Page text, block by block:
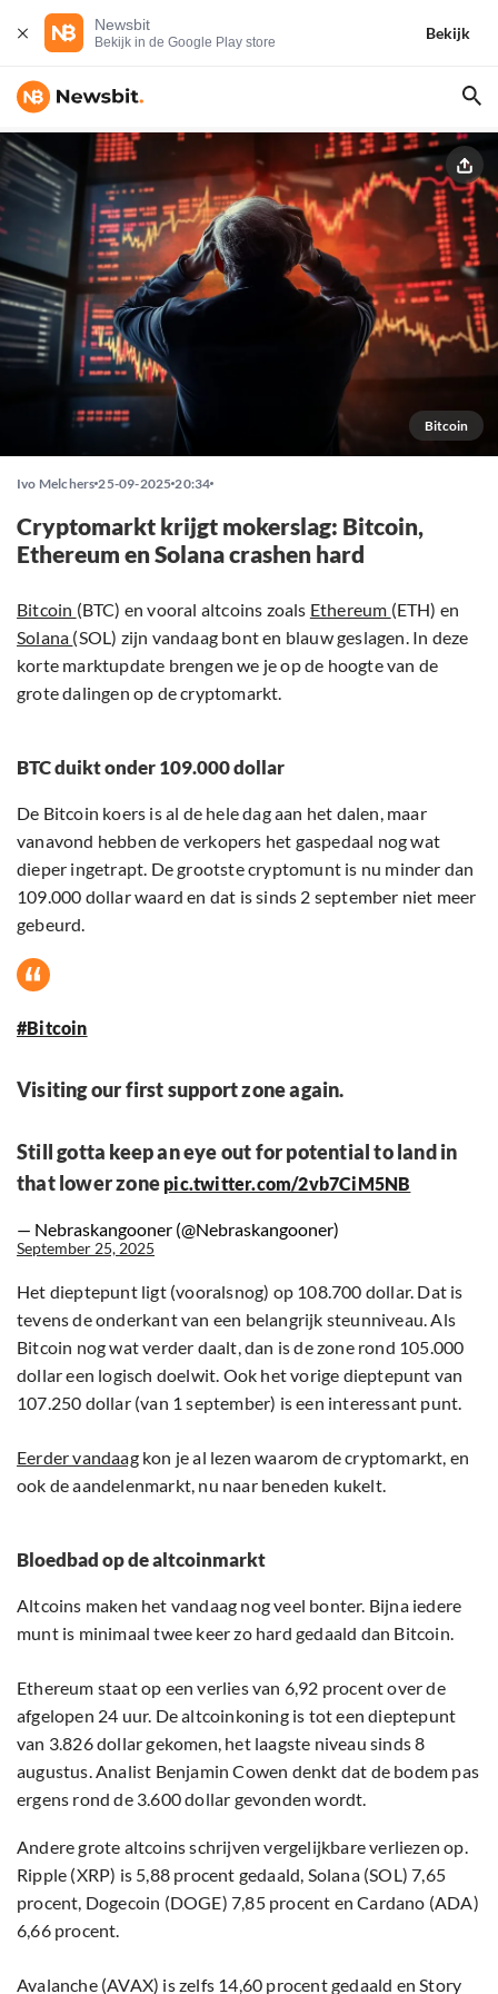
Newsbit
Bekijk in de Google Play store
Bekijk
Bitcoin
Ivo Melchers 25-09-2025 20:34
Cryptomarkt krijgt mokerslag: Bitcoin,
Ethereum en Solana crashen hard
Bitcoin (BTC) en vooral altcoins zoals Ethereum (ETH) en
Solana (SOL) zijn vandaag bont en blauw geslagen. In deze
korte marktupdate brengen we je op de hoogte van de
grote dalingen op de cryptomarkt.
BTC duikt onder 109.000 dollar
De Bitcoin koers is al de hele dag aan het dalen, maar
vanavond hebben de verkopers het gaspedaal nog wat
dieper ingetrapt. De grootste cryptomunt is nu minder dan
109.000 dollar waard en dat is sinds 2 september niet meer
gebeurd.
#Bitcoin
Visiting our first support zone again.
Still gotta keep an eye out for potential to land in
that lower zone pic.twitter.com/2vb7CiM5NB
— Nebraskangooner (@Nebraskangooner)
September 25, 2025
Het dieptepunt ligt (vooralsnog) op 108.700 dollar. Dat is
tevens de onderkant van een belangrijk steunniveau. Als
Bitcoin nog wat verder daalt, dan is de zone rond 105.000
dollar een logisch doelwit. Ook het vorige dieptepunt van
107.250 dollar (van 1 september) is een interessant punt.
Eerder vandaagkon je al lezen waarom de cryptomarkt, en
ook de aandelenmarkt, nu naar beneden kukelt.
Bloedbad op de altcoinmarkt
Altcoins maken het vandaag nog veel bonter. Bijna iedere
munt is minimaal twee keer zo hard gedaald dan Bitcoin.
Ethereum staat op een verlies van 6,92 procent over de
afgelopen 24 uur. De altcoinkoning is tot een dieptepunt
van 3.826 dollar gekomen, het laagste niveau sinds 8
augustus. Analist Benjamin Cowen denkt dat de bodem pas
ergens rond de 3.600 dollar gevonden wordt.
Andere grote altcoins schrijven vergelijkbare verliezen op.
Ripple (XRP) is 5,88 procent gedaald, Solana (SOL) 7,65
procent, Dogecoin (DOGE) 7,85 procent en Cardano (ADA)
6,66 procent.
Avalanche (AVAX) is zelfs 14,60 procent gedaald en Story